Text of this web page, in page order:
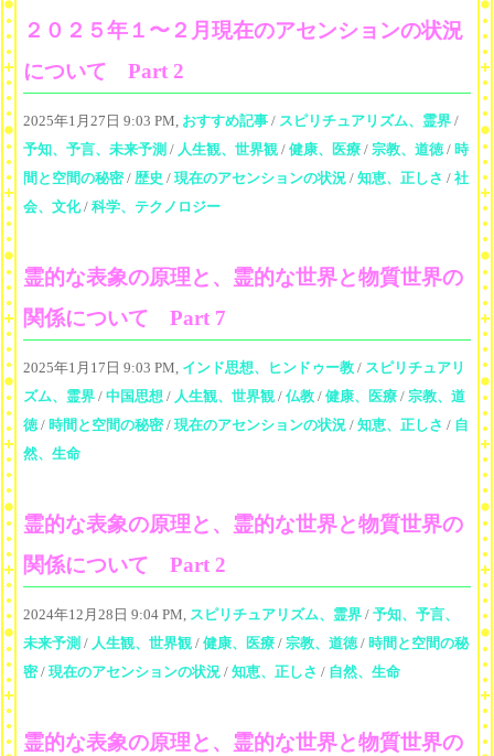
２０２５年１〜２月現在のアセンションの状況
について Part 2
2025年1月27日 9:03 PM, おすすめ記事 / スピリチュアリズム、霊界 /
予知、予言、未来予測 / 人生観、世界観 / 健康、医療 / 宗教、道徳/ 時
間と空間の秘密/ 歴史 / 現在のアセンションの状況 / 知恵、正しさ / 社
会、文化/ 科学、テクノロジー
霊的な表象の原理と、霊的な世界と物質世界の
関係について Part 7
2025年1月17日 9:03 PM, インド思想、ヒンドゥー教 / スピリチュアリ
ズム、霊界 / 中国思想 / 人生観、世界観 / 仏教 / 健康、医療 / 宗教、道
徳/ 時間と空間の秘密/ 現在のアセンションの状況 / 知恵、正しさ / 自
然、生命
霊的な表象の原理と、霊的な世界と物質世界の
関係について Part 2
2024年12月28日 9:04 PM, スピリチュアリズム、霊界 / 予知、予言、
未来予測 / 人生観、世界観 / 健康、医療 / 宗教、道徳/ 時間と空間の秘
密/ 現在のアセンションの状況 / 知恵、正しさ / 自然、生命
霊的な表象の原理と、霊的な世界と物質世界の